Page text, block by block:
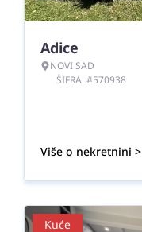
Adice
NOVI SAD
ŠIFRA: #570938
Više o nekretnini >
Kuće